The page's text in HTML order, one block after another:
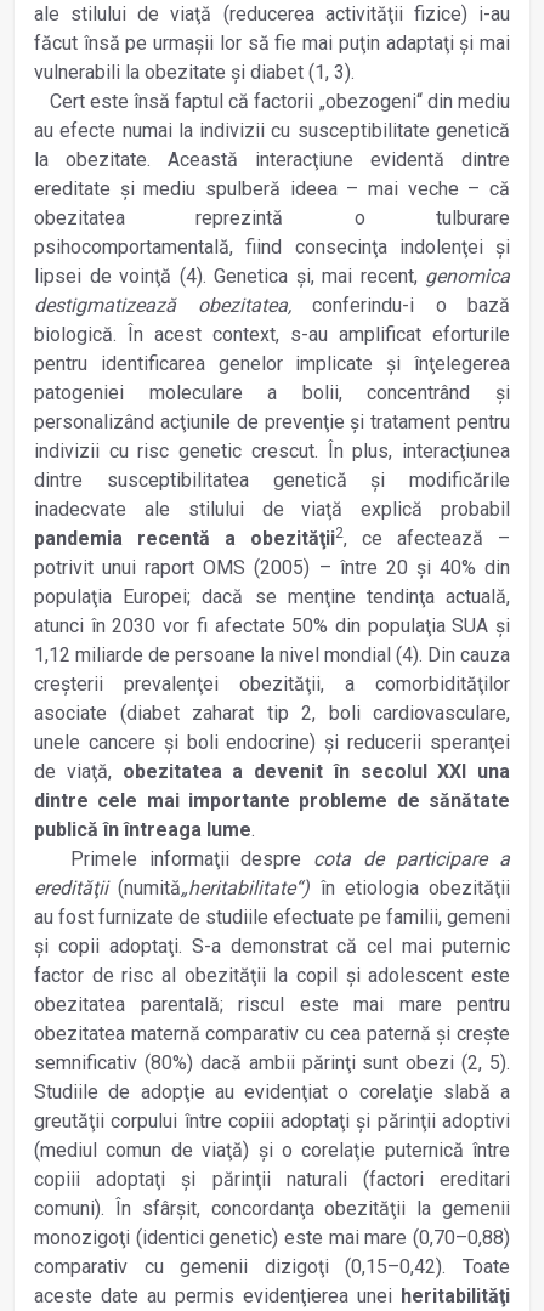
ale stilului de viaţă (reducerea activităţii fizice) i-au
făcut însă pe urmaşii lor să fie mai puţin adaptaţi şi mai
vulnerabili la obezitate şi diabet (1, 3).
Cert este însă faptul că factorii „obezogeni“ din mediu
au efecte numai la indivizii cu susceptibilitate genetică
la obezitate. Această interacţiune evidentă dintre
ereditate şi mediu spulberă ideea – mai veche – că
obezitatea reprezintă o tulburare
psihocomportamentală, fiind consecinţa indolenţei şi
lipsei de voinţă (4). Genetica şi, mai recent, genomica
destigmatizează obezitatea,conferindu-i o bază
biologică. În acest context, s-au amplificat eforturile
pentru identificarea genelor implicate şi înţelegerea
patogeniei moleculare a bolii, concentrând şi
personalizând acţiunile de prevenţie şi tratament pentru
indivizii cu risc genetic crescut. În plus, interacţiunea
dintre susceptibilitatea genetică şi modificările
inadecvate ale stilului de viaţă explică probabil
pandemia recentă a obezităţii2, ce afectează –
potrivit unui raport OMS (2005) – între 20 şi 40% din
populaţia Europei; dacă se menţine tendinţa actuală,
atunci în 2030 vor fi afectate 50% din populaţia SUA şi
1,12 miliarde de persoane la nivel mondial (4). Din cauza
creşterii prevalenţei obezităţii, a comorbidităţilor
asociate (diabet zaharat tip 2, boli cardiovasculare,
unele cancere şi boli endocrine) şi reducerii speranţei
de viaţă, obezitatea a devenit în secolul XXI una
dintre cele mai importante probleme de sănătate
publică în întreaga lume.
Primele informaţii despre cota de participare a
eredităţii(numită„heritabilitate“) în etiologia obezităţii
au fost furnizate de studiile efectuate pe familii, gemeni
şi copii adoptaţi. S-a demonstrat că cel mai puternic
factor de risc al obezităţii la copil şi adolescent este
obezitatea parentală; riscul este mai mare pentru
obezitatea maternă comparativ cu cea paternă şi creşte
semnificativ (80%) dacă ambii părinţi sunt obezi (2, 5).
Studiile de adopţie au evidenţiat o corelaţie slabă a
greutăţii corpului între copiii adoptaţi şi părinţii adoptivi
(mediul comun de viaţă) şi o corelaţie puternică între
copiii adoptaţi şi părinţii naturali (factori ereditari
comuni). În sfârşit, concordanţa obezităţii la gemenii
monozigoţi (identici genetic) este mai mare (0,70–0,88)
comparativ cu gemenii dizigoţi (0,15–0,42). Toate
aceste date au permis evidenţierea unei heritabilităţi